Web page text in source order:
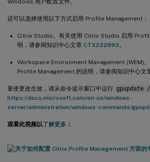
还可以选择使用以下方式启用 Profile Management：
Citrix Studio。有关使用 Citrix Studio 启用
明，请参阅知识中心文章 CTX222893 。
Workspace Environment Management (WEM)。
Profile Management 的说明，请参阅知识中心文
要使更改生效，请从命令提示窗口中运行 gpupdate
https://docs.microsoft.com/en-us/windows-
server/administration/windows-commands/
观看此视频以了解更多 ：